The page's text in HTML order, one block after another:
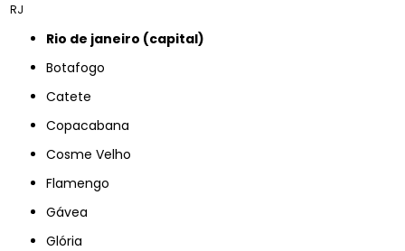
RJ
rio de janeiro (capital)
Botafogo
Catete
Copacabana
Cosme Velho
Flamengo
Gávea
Glória